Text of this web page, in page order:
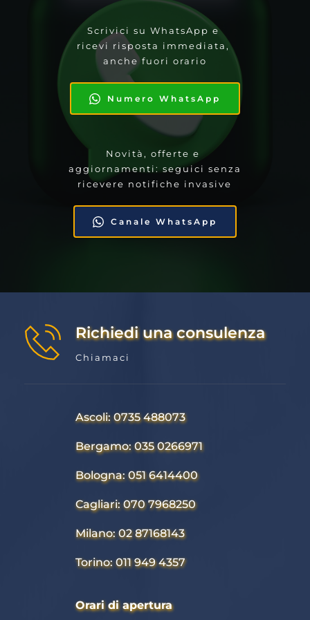
Scrivici su WhatsApp e
ricevi risposta immediata,
anche fuori orario
Numero WhatsApp
Novità, offerte e
aggiornamenti: seguici senza
ricevere notifiche invasive
Canale WhatsApp
Richiedi una consulenza
Chiamaci
Ascoli: 0735 488073
Bergamo: 035 0266971
Bologna: 051 6414400
Cagliari: 070 7968250
Milano: 02 87168143
Torino: 011 949 4357
Orari di apertura